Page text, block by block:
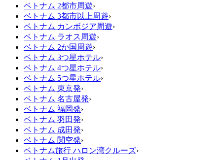
ベトナム 2都市周遊›
ベトナム 3都市以上周遊›
ベトナム カンボジア周遊›
ベトナム ラオス周遊›
ベトナム 2か国周遊›
ベトナム 3つ星ホテル›
ベトナム 4つ星ホテル›
ベトナム 5つ星ホテル›
ベトナム 東京発›
ベトナム 名古屋発›
ベトナム 福岡発›
ベトナム 羽田発›
ベトナム 成田発›
ベトナム 関空発›
ベトナム旅行 ハロン湾クルーズ›